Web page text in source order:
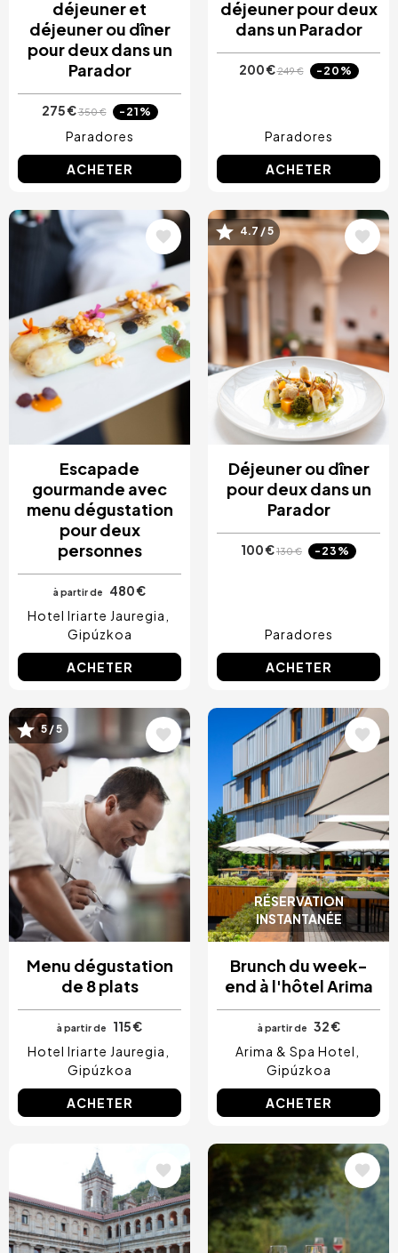
déjeuner et
déjeuner ou dîner
pour deux dans un
Parador
275 €350 € -21%
Paradores
ACHETER
déjeuner pour deux
dans un Parador
200 €249 € -20%
Paradores
ACHETER
Image
Escapade
gourmande avec
menu dégustation
pour deux
personnes
à partir de
480 €
Hotel Iriarte Jauregia
Gipúzkoa
ACHETER
Image
4.7 / 5
Déjeuner ou dîner
pour deux dans un
Parador
100 €130 € -23%
Paradores
ACHETER
Image
5 / 5
Menu dégustation
de 8 plats
à partir de
115 €
Hotel Iriarte Jauregia
Gipúzkoa
ACHETER
RÉSERVATION
INSTANTANÉE
Image
Brunch du week-
end à l'hôtel Arima
à partir de
32 €
Arima & Spa Hotel
Gipúzkoa
ACHETER
Image